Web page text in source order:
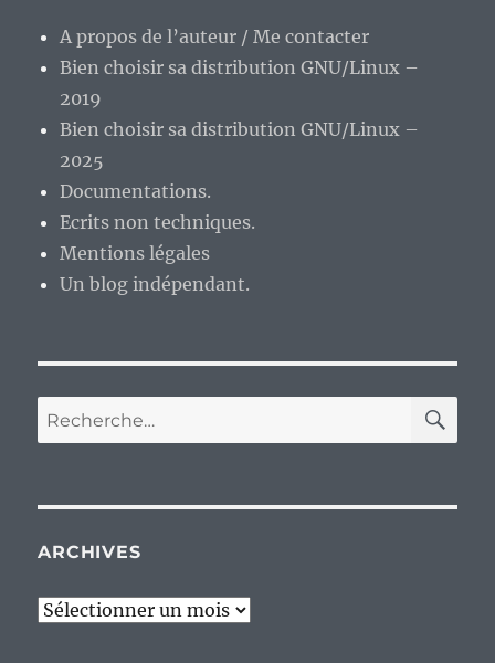
A propos de l’auteur / Me contacter
Bien choisir sa distribution GNU/Linux –
2019
Bien choisir sa distribution GNU/Linux –
2025
Documentations.
Ecrits non techniques.
Mentions légales
Un blog indépendant.
Recherche
pour :
ARCHIVES
Archives